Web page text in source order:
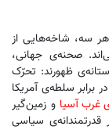
سه، شاخه‌هایی از
صحنه‌ی جهانی،
ظهورند: تحرّک
سلطه‌ی آمریکا
غرب آسیا و زمین‌گیر
سیاسی